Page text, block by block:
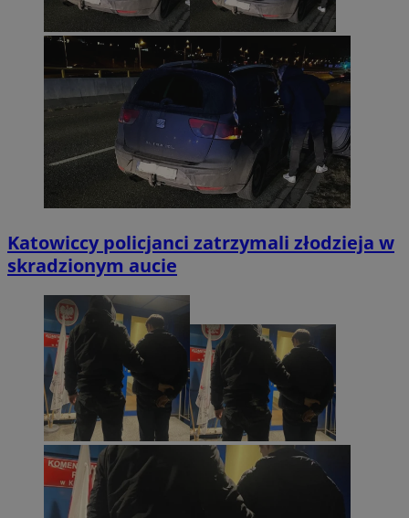
Katowiccy policjanci zatrzymali złodzieja w
skradzionym aucie